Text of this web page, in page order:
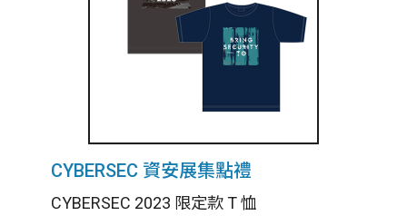
CYBERSEC 資安展集點禮
CYBERSEC 2023 限定款 T 恤